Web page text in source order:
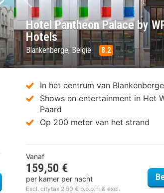
foto
Cavalli
Vorige foto
Hotel Pantheon Palace by
Hotels
Blankenberge, België 8.2
In het centrum van Blankenberge
Shows en entertainment in Het
Paard
Op 200 meter van het strand
Vanaf
159,50 €
per kamer per nacht
Excl. citytax 2,50 € p.p.p.n. & excl.